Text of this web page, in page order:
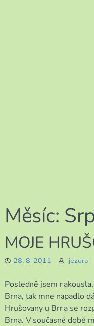
Měsíc:
MOJE
28. 8. 2011 jezura
Posledně jsem
Brna, tak mne napadlo
Hrušovany u Brna se
Brna. V současné době